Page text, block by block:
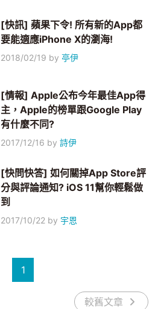
[快訊] 蘋果下令! 所有新的App都
要能適應iPhone X的瀏海!
2018/02/19 by亭伊
[情報] Apple公布今年最佳App得
主，Apple的榜單跟Google Play
有什麼不同?
2017/12/16 by詩伊
[快問快答] 如何關掉App Store評
分與評論通知? iOS 11幫你輕鬆做
到
2017/10/22 by 宇恩
1
較舊文章